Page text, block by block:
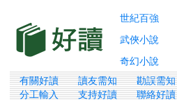
世紀百強
武俠小說
奇幻小說
有關好讀 讀友需知 勘誤需知
分工輸入
支持好讀 聯絡好讀